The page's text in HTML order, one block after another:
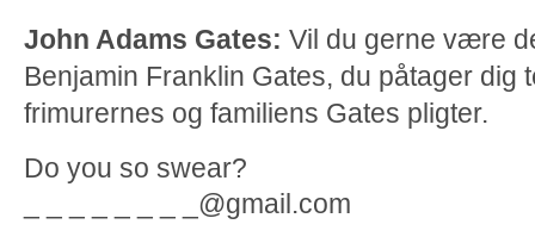
John Adams Gates: Vil du gerne være
Benjamin Franklin Gates, du påtager dig
frimurernes og familiens Gates pligter.
Do you so swear?
_ _ _ _ _ _ _ _@gmail.com